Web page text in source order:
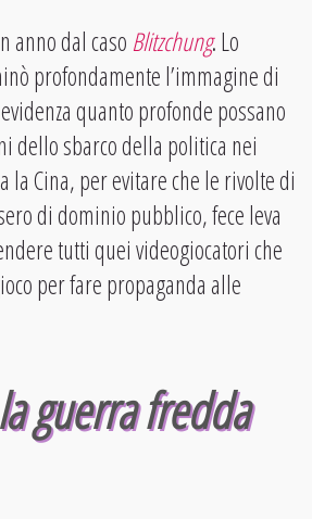
anno dal caso Blitzchung. Lo
profondamente l’immagine di
quanto profonde possano
dello sbarco della politica nei
laCina, per evitare che le rivolte di
di dominio pubblico, fece leva
tutti quei videogiocatori che
per fare propaganda alle
guerra fredda